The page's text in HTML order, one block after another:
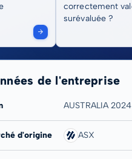
correctement
surévaluée ?
de l'entreprise
AUSTRALIA 2024
d'origine ASX